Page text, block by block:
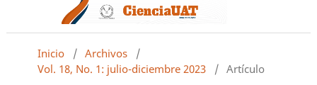
Inicio / Archivos
/
Vol. 18, No. 1: julio-diciembre 2023
/ Artículo